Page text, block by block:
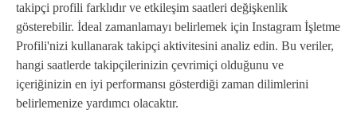
takipçi profili farklıdır ve etkileşim saatleri değişkenlik
gösterebilir. İdeal zamanlamayı belirlemek için Instagram İşletme
Profili'nizi kullanarak takipçi aktivitesini analiz edin. Bu veriler,
hangi saatlerde takipçilerinizin çevrimiçi olduğunu ve
içeriğinizin en iyi performansı gösterdiği zaman dilimlerini
belirlemenize yardımcı olacaktır.